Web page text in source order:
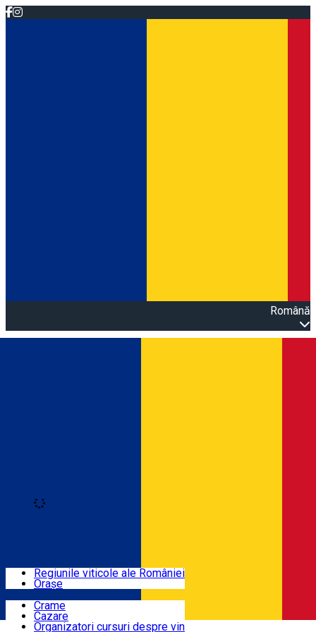
Română
Locuri cu vin
Rute
Regiunile viticole ale României
Orașe
Crame
Cazare
Organizatori cursuri despre vin